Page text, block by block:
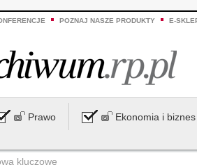
POZNAJ NASZE PRODUKTY E-
Prawo Ekonomia i biznes